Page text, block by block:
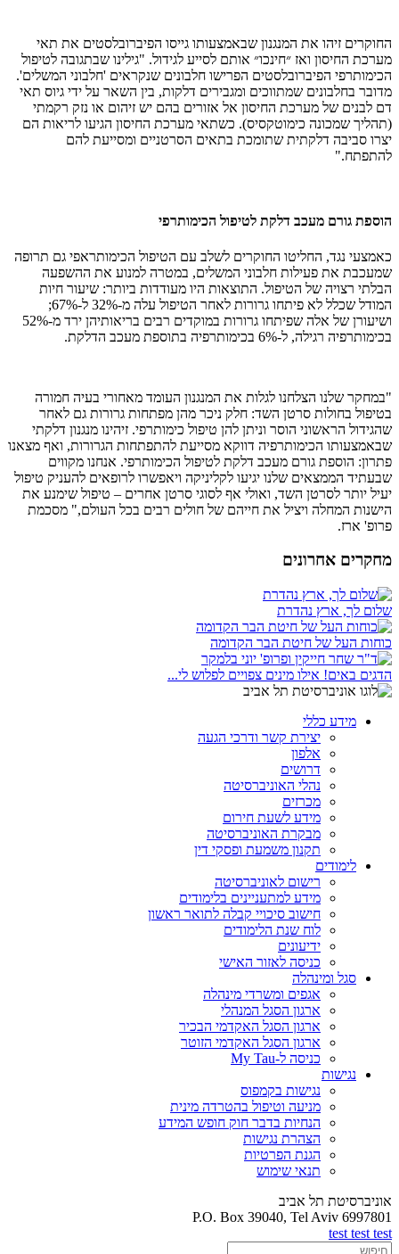
החוקרים זיהו את המנגנון שבאמצעותו גייסו הפיברובלסטים את תאי
מערכת החיסון ואז ״חינכו״ אותם לסייע לגידול. "גילינו שבתגובה לטיפול
הכימותרפי הפיברובלסטים הפרישו חלבונים שנקראים 'חלבוני המשלים'.
מדובר בחלבונים שמתווכים ומגבירים דלקות, בין השאר על ידי גיוס תאי
דם לבנים של מערכת החיסון אל אזורים בהם יש זיהום או נזק רקמתי
(תהליך שמכונה כימוטקסיס). כשתאי מערכת החיסון הגיעו לריאות הם
יצרו סביבה דלקתית שתומכת בתאים הסרטניים ומסייעת להם
להתפתח."
הוספת גורם מעכב דלקת לטיפול הכימותרפי
כאמצעי נגד, החליטו החוקרים לשלב עם הטיפול הכימותראפי גם תרופה
שמעכבת את פעילות חלבוני המשלים, במטרה למנוע את ההשפעה
הבלתי רצויה של הטיפול. התוצאות היו מעודדות ביותר: שיעור חיות
המודל שכלל לא פיתחו גרורות לאחר הטיפול עלה מ-32% ל-67%;
ושיעורן של אלה שפיתחו גרורות במוקדים רבים בריאותיהן ירד מ-52%
בכימותרפיה רגילה, ל-6% בכימותרפיה בתוספת מעכב הדלקת.
"במחקר שלנו הצלחנו לגלות את המנגנון העומד מאחורי בעיה חמורה
בטיפול בחולות סרטן השד: חלק ניכר מהן מפתחות גרורות גם לאחר
שהגידול הראשוני הוסר וניתן להן טיפול כימותרפי. זיהינו מנגנון דלקתי
שבאמצעותו הכימותרפיה דווקא מסייעת להתפתחות הגרורות, ואף מצאנו
פתרון: הוספת גורם מעכב דלקת לטיפול הכימותרפי. אנחנו מקווים
שבעתיד הממצאים שלנו יגיעו לקליניקה ויאפשרו לרופאים להעניק טיפול
יעיל יותר לסרטן השד, ואולי אף לסוגי סרטן אחרים – טיפול שימנע את
הישנות המחלה ויציל את חייהם של חולים רבים בכל העולם," מסכמת
פרופ' ארז.
מחקרים אחרונים
שלום לך, ארץ נהדרת
כוחות העל של חיטת הבר הקדומה
הדגים באים! אילו מינים צפויים לפלוש לי...
מידע כללי
יצירת קשר ודרכי הגעה
אלפון
דרושים
נהלי האוניברסיטה
מכרזים
מידע לשעת חירום
מבקרת האוניברסיטה
תקנון משמעת ופסקי דין
לימודים
רישום לאוניברסיטה
מידע למתעניינים בלימודים
חישוב סיכויי קבלה לתואר ראשון
לוח שנת הלימודים
ידיעונים
כניסה לאזור האישי
סגל ומינהלה
אגפים ומשרדי מינהלה
ארגון הסגל המנהלי
ארגון הסגל האקדמי הבכיר
ארגון הסגל האקדמי הזוטר
כניסה ל-My Tau
נגישות
נגישות בקמפוס
מניעה וטיפול בהטרדה מינית
הנחיות בדבר חוק חופש המידע
הצהרת נגישות
הגנת הפרטיות
תנאי שימוש
אוניברסיטת תל אביב
P.O. Box 39040, Tel Aviv 6997801
test test test